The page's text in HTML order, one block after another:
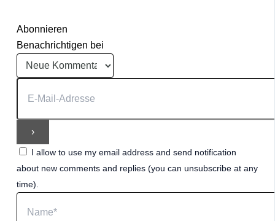
Abonnieren
Benachrichtigen bei
I allow to use my email address and send notification
about new comments and replies (you can unsubscribe at any
time).